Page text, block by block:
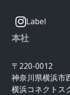
Label
本社
〒220-0012
神奈川県横浜市
横浜コネクトス